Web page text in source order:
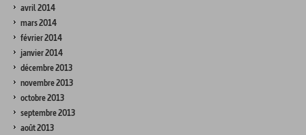
avril 2014
mars 2014
février 2014
janvier 2014
décembre 2013
novembre 2013
octobre 2013
septembre 2013
août 2013